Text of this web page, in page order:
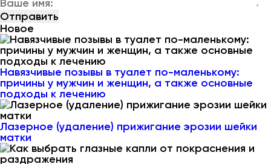
Новое
Навязчивые позывы в туалет по-маленькому:
причины у мужчин и женщин, а также основные
подходы к лечению
Лазерное (удаление) прижигание эрозии шейки
матки